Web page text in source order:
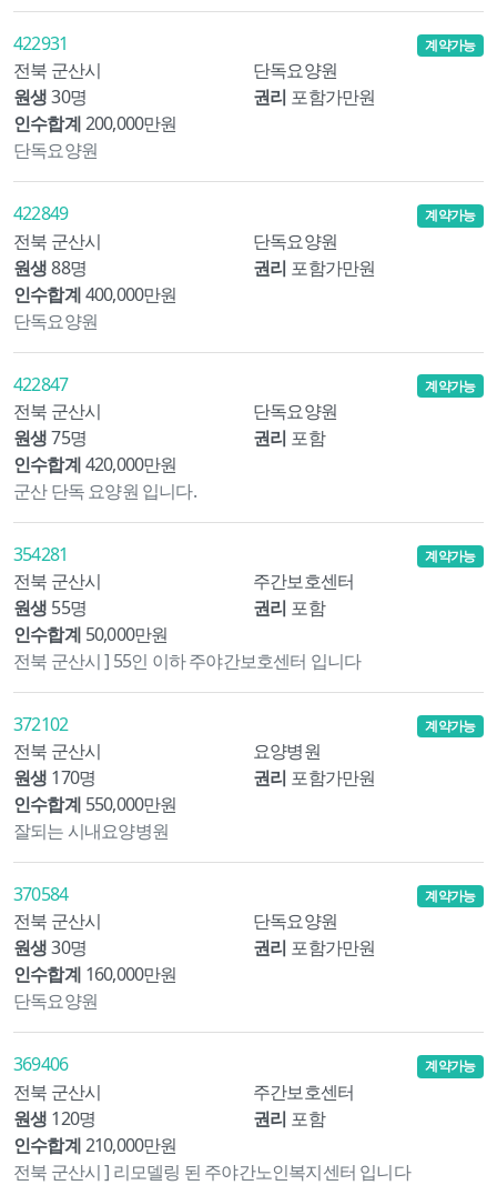
422931
전북 군산시
단독요양원
원생 30명 권리 포함가만원
인수합계200,000만원
계약가능
단독요양원
422849
전북 군산시
단독요양원
원생 88명 권리 포함가만원
인수합계400,000만원
계약가능
단독요양원
422847
전북 군산시
단독요양원
원생 75명 권리 포함
인수합계420,000만원
계약가능
군산 단독 요양원 입니다.
354281
전북 군산시
주간보호센터
원생 55명 권리 포함
인수합계 50,000만원
계약가능
전북 군산시 ] 55인 이하 주야간보호센터 입니다
372102
전북 군산시
요양병원
원생 170명 권리 포함가만원
인수합계 550,000만원
계약가능
잘되는 시내요양병원
370584
전북 군산시
단독요양원
원생 30명 권리 포함가만원
인수합계 160,000만원
계약가능
단독요양원
369406
전북 군산시
주간보호센터
원생 120명 권리 포함
인수합계210,000만원
계약가능
전북 군산시 ] 리모델링 된 주야간노인복지센터 입니다